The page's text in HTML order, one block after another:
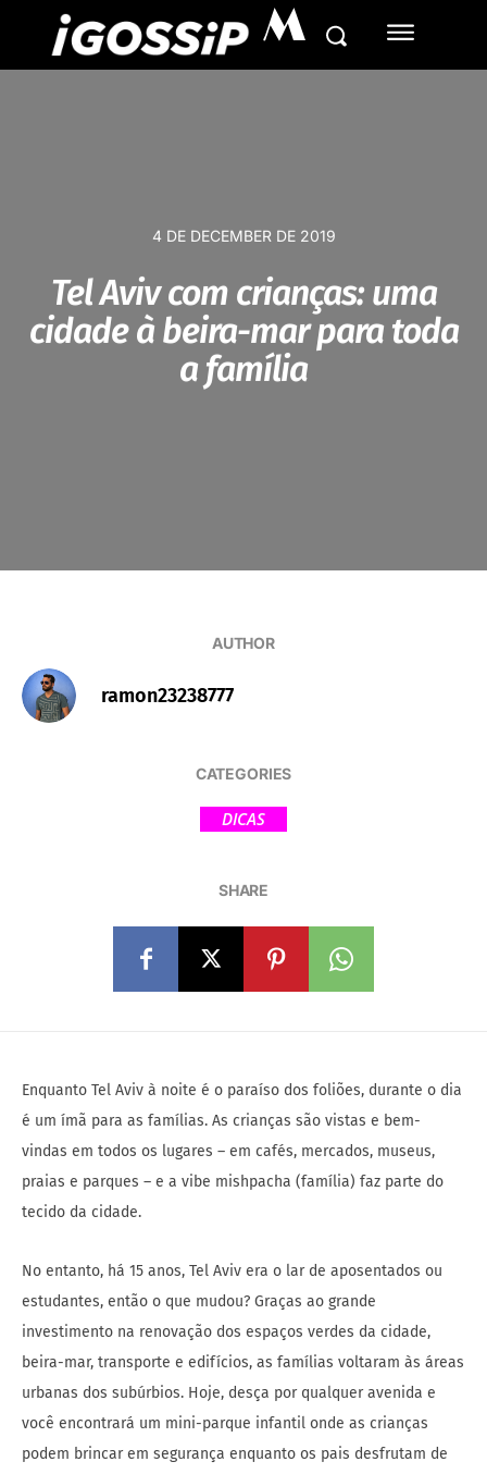
M
4 DE DECEMBER DE 2019
Tel Aviv com crianças: uma
cidade à beira-mar para toda
a família
AUTHOR
ramon23238777
CATEGORIES
DICAS
SHARE
Enquanto Tel Aviv à noite é o paraíso dos foliões, durante o dia
é um ímã para as famílias. As crianças são vistas e bem-
vindas em todos os lugares – em cafés, mercados, museus,
praias e parques – e a vibe mishpacha (família) faz parte do
tecido da cidade.
No entanto, há 15 anos, Tel Aviv era o lar de aposentados ou
estudantes, então o que mudou? Graças ao grande
investimento na renovação dos espaços verdes da cidade,
beira-mar, transporte e edifícios, as famílias voltaram às áreas
urbanas dos subúrbios. Hoje, desça por qualquer avenida e
você encontrará um mini-parque infantil onde as crianças
podem brincar em segurança enquanto os pais desfrutam de